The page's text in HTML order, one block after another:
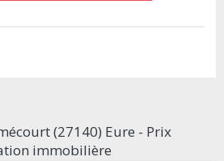
(27140) Eure - Prix
immobilière